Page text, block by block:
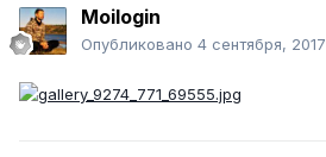
Moilogin
Опубликовано 4 сентября, 2017